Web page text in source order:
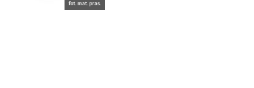
fot. mat. pras.